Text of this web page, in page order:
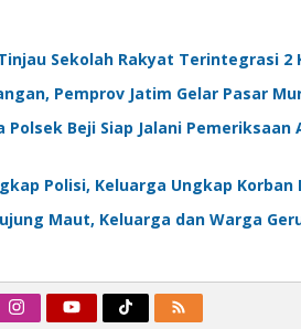
Sekolah Rakyat Terintegrasi 2
Pemprov Jatim Gelar Pasar
Beji Siap Jalani Pemeriksaan
Polisi, Keluarga Ungkap Korban
Maut, Keluarga dan Warga